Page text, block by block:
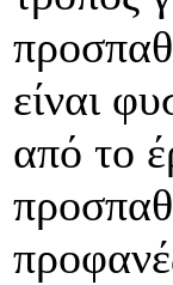
είναι
από το